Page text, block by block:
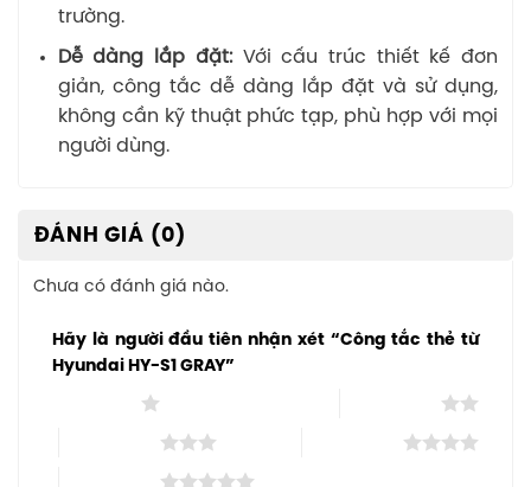
trường.
Dễ dàng lắp đặt: Với cấu trúc thiết kế đơn
giản, công tắc dễ dàng lắp đặt và sử dụng,
không cần kỹ thuật phức tạp, phù hợp với mọi
người dùng.
ĐÁNH GIÁ (0)
Chưa có đánh giá nào.
Hãy là người đầu tiên nhận xét “Công tắc thẻ từ
Hyundai HY-S1 GRAY”